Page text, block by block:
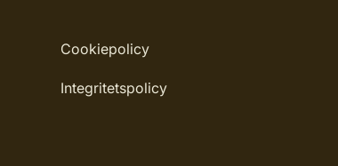
Cookiepolicy
Integritetspolicy